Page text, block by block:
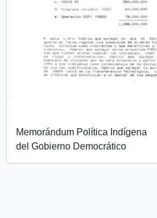
Memorándum Política Indígena
del Gobierno Democrático